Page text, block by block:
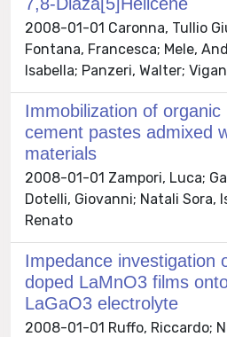
2008-01-01 Caronna, Tullio
Fontana, Francesca; Mele,
Isabella; Panzeri, Walter;
Immobilization of organic
cement pastes admixed
materials
2008-01-01 Zampori, Luca;
Dotelli, Giovanni; Natali Sora,
Renato
Impedance investigation
doped LaMnO3 films
LaGaO3 electrolyte
2008-01-01 Ruffo, Riccardo;